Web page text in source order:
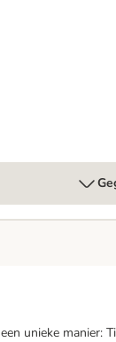
unieke manier: